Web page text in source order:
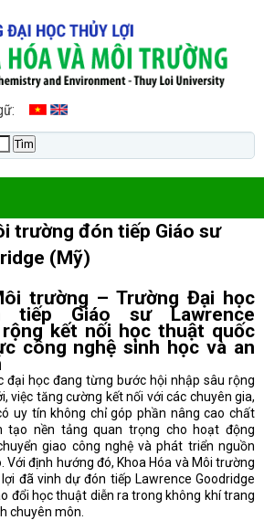
trường đón tiếp Giáo sư
(Mỹ)
trường – Trường Đại học
Giáo sư Lawrence
kết nối học thuật quốc
công nghệ sinh học và an
đại học đang từng bước hội nhập sâu rộng
việc tăng cường kết nối với các chuyên gia,
uy tín không chỉ góp phần nâng cao chất
tạo nền tảng quan trọng cho hoạt động
giao công nghệ và phát triển nguồn
Với định hướng đó, Khoa Hóa và Môi trường
đã vinh dự đón tiếp Lawrence Goodridge
đổi học thuật diễn ra trong không khí trang
chuyên môn.